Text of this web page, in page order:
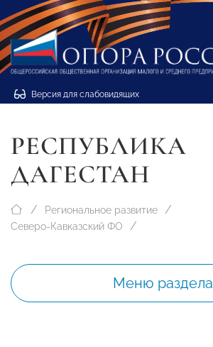
Версия для слабовидящих
РЕСПУБЛИКА
ДАГЕСТАН
Региональное развитие
Северо-Кавказский ФО
Меню раздела